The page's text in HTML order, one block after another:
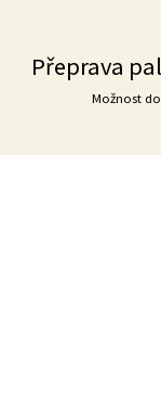
Přeprava
Možnost